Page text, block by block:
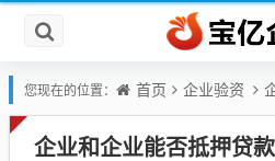
您现在的位置： 首页 企业验资
企业和企业能否抵押贷款